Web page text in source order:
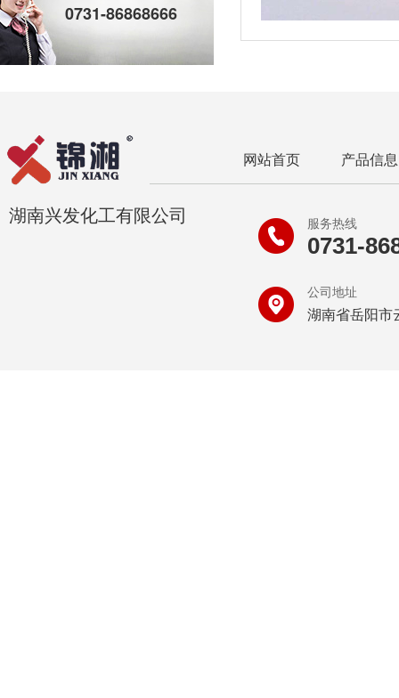
0731-86868666
湖南兴发化工有限公司
网站首页 产品信息
服务热线
0731-
公司地址
湖南省岳阳市